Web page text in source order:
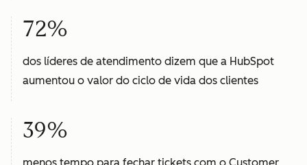
72%
dos líderes de atendimento dizem que a HubSpot
aumentou o valor do ciclo de vida dos clientes
39%